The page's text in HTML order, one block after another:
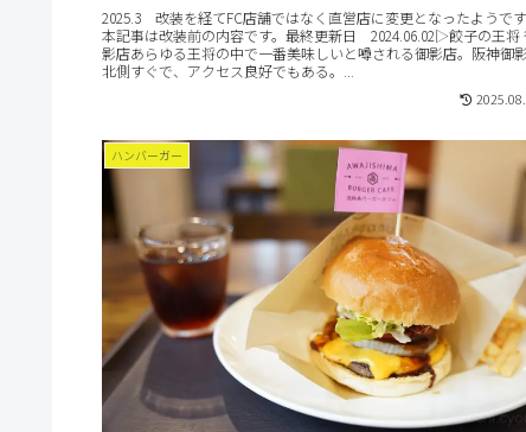
2025.3 改装を経てFC店舗ではなく直営店に変更となったようです
本記事は改装前の内容です。最終更新日 2024.06.02▷餃子の王将
影店あらゆる王将の中で一番美味しいと噂される御影店。阪神御
北側すぐで、アクセス良好でもある。...
ハンバーガー